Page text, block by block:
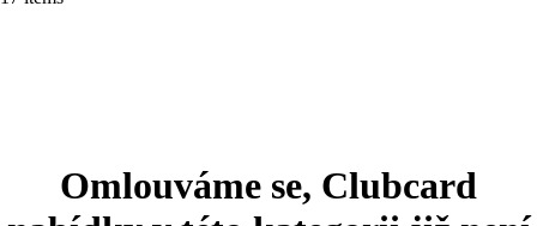
Omlouváme se, Clubcard